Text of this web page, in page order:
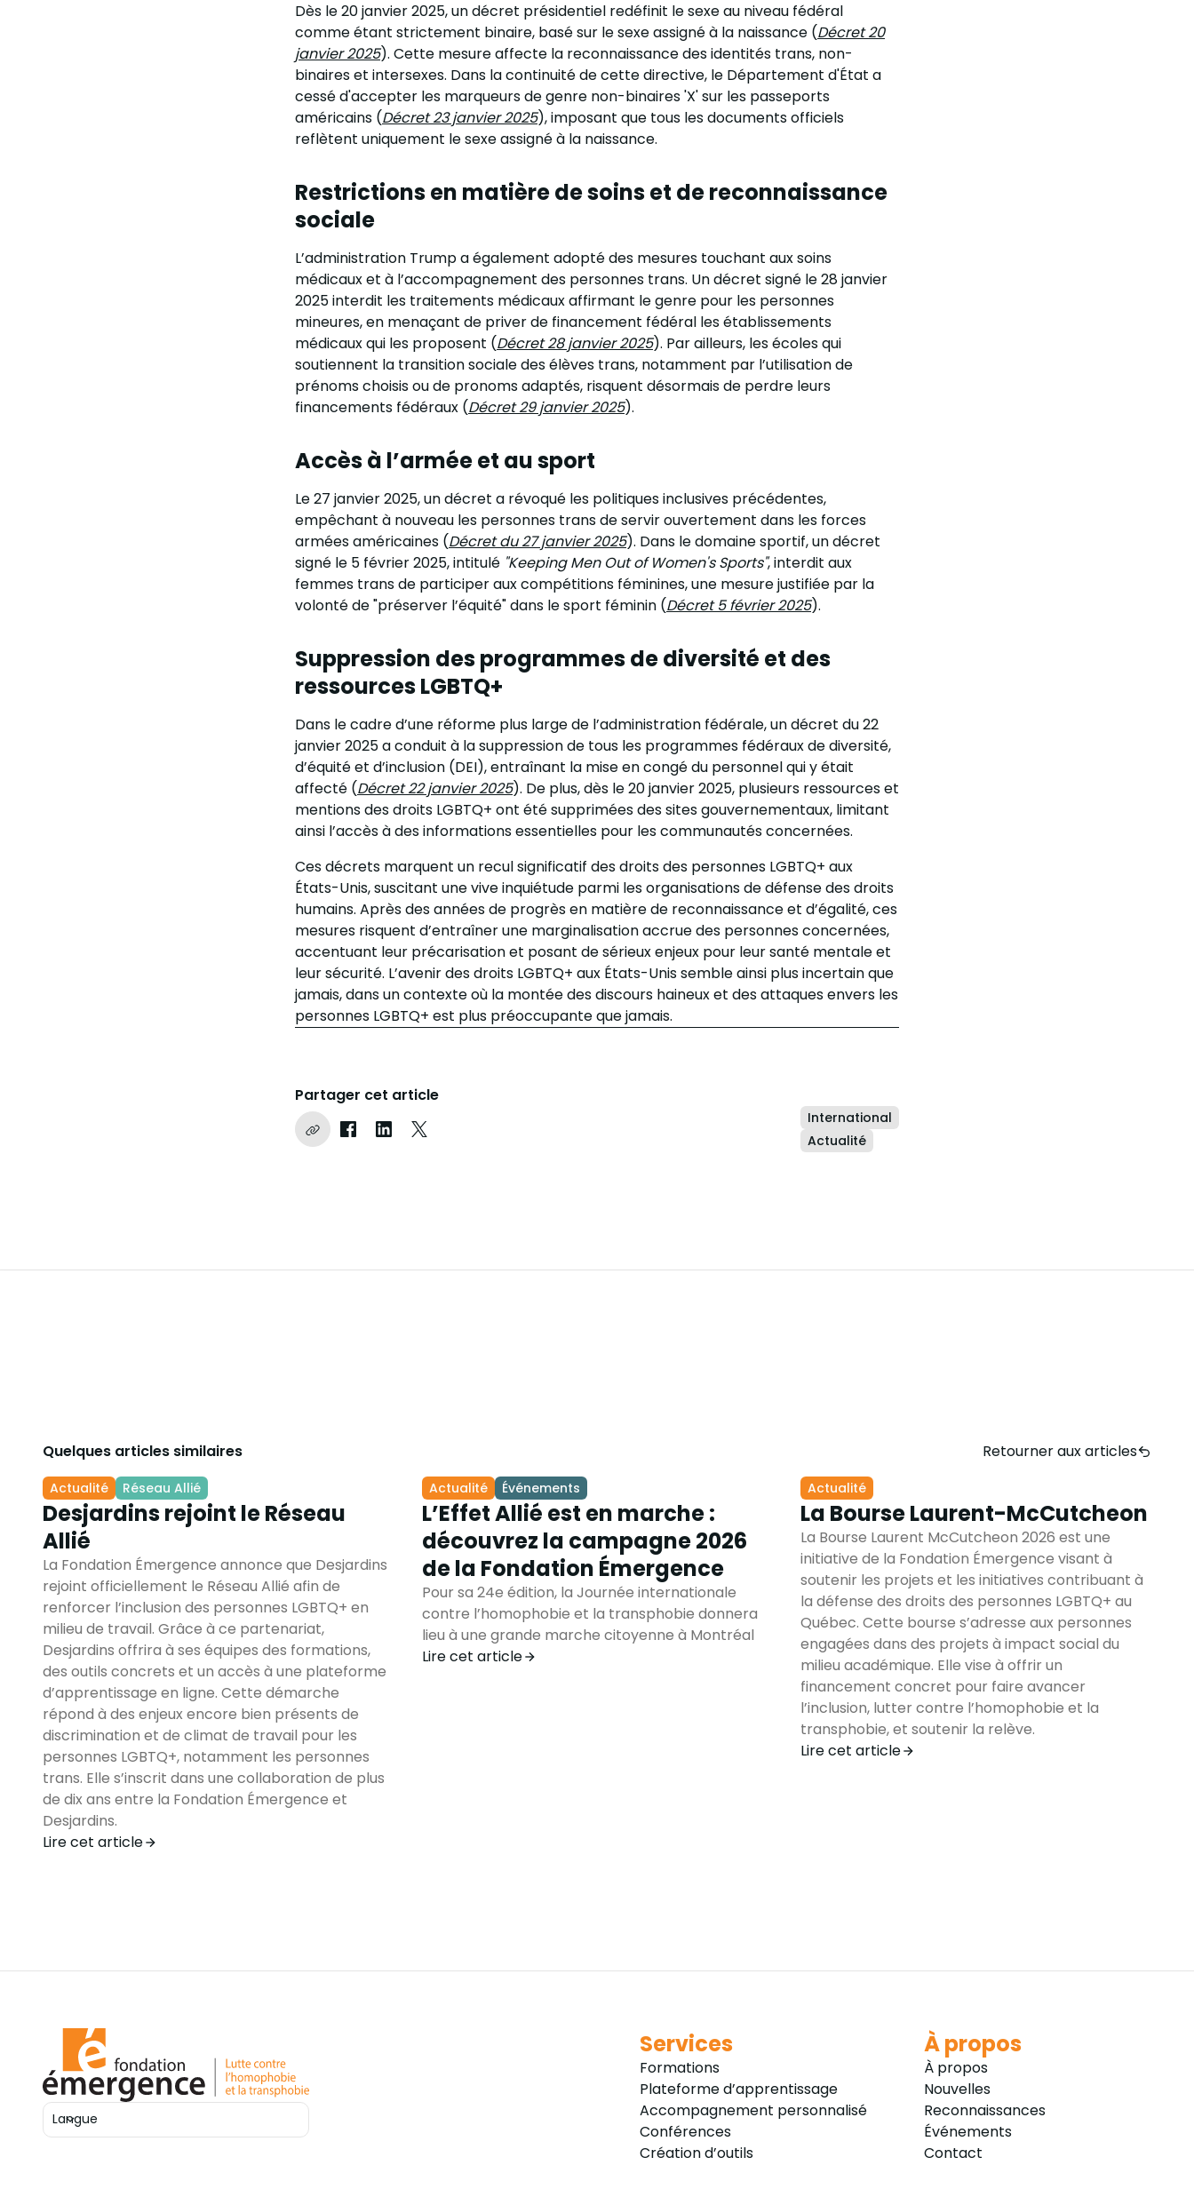
Dès le 20 janvier 2025, un décret présidentiel redéfinit le sexe au niveau fédéral
comme étant strictement binaire, basé sur le sexe assigné à la naissance (Décret 20
janvier 2025). Cette mesure affecte la reconnaissance des identités trans, non-
binaires et intersexes. Dans la continuité de cette directive, le Département d'État a
cessé d'accepter les marqueurs de genre non-binaires 'X' sur les passeports
américains (Décret 23 janvier 2025), imposant que tous les documents officiels
reflètent uniquement le sexe assigné à la naissance.
Restrictions en matière de soins et de reconnaissance
sociale
L’administration Trump a également adopté des mesures touchant aux soins
médicaux et à l’accompagnement des personnes trans. Un décret signé le 28 janvier
2025 interdit les traitements médicaux affirmant le genre pour les personnes
mineures, en menaçant de priver de financement fédéral les établissements
médicaux qui les proposent (Décret 28 janvier 2025). Par ailleurs, les écoles qui
soutiennent la transition sociale des élèves trans, notamment par l’utilisation de
prénoms choisis ou de pronoms adaptés, risquent désormais de perdre leurs
financements fédéraux (Décret 29 janvier 2025).
Accès à l’armée et au sport
Le 27 janvier 2025, un décret a révoqué les politiques inclusives précédentes,
empêchant à nouveau les personnes trans de servir ouvertement dans les forces
armées américaines (Décret du 27 janvier 2025). Dans le domaine sportif, un décret
signé le 5 février 2025, intitulé "Keeping Men Out of Women's Sports", interdit aux
femmes trans de participer aux compétitions féminines, une mesure justifiée par la
volonté de "préserver l’équité" dans le sport féminin (Décret 5 février 2025).
Suppression des programmes de diversité et des
ressources LGBTQ+
Dans le cadre d’une réforme plus large de l’administration fédérale, un décret du 22
janvier 2025 a conduit à la suppression de tous les programmes fédéraux de diversité,
d’équité et d’inclusion (DEI), entraînant la mise en congé du personnel qui y était
affecté (Décret 22 janvier 2025). De plus, dès le 20 janvier 2025, plusieurs ressources et
mentions des droits LGBTQ+ ont été supprimées des sites gouvernementaux, limitant
ainsi l’accès à des informations essentielles pour les communautés concernées.
Ces décrets marquent un recul significatif des droits des personnes LGBTQ+ aux
États-Unis, suscitant une vive inquiétude parmi les organisations de défense des droits
humains. Après des années de progrès en matière de reconnaissance et d’égalité, ces
mesures risquent d’entraîner une marginalisation accrue des personnes concernées,
accentuant leur précarisation et posant de sérieux enjeux pour leur santé mentale et
leur sécurité. L’avenir des droits LGBTQ+ aux États-Unis semble ainsi plus incertain que
jamais, dans un contexte où la montée des discours haineux et des attaques envers les
personnes LGBTQ+ est plus préoccupante que jamais.
Partager cet article
Copier le lien
Partager sur Facebook
Partager sur LinkedIn
Partager sur Instagram
International
Actualité
Quelques articles similaires Retourner aux articles
Actualité Réseau Allié
Desjardins rejoint le Réseau
Allié
La Fondation Émergence annonce que Desjardins
rejoint officiellement le Réseau Allié afin de
renforcer l’inclusion des personnes LGBTQ+ en
milieu de travail. Grâce à ce partenariat,
Desjardins offrira à ses équipes des formations,
des outils concrets et un accès à une plateforme
d’apprentissage en ligne. Cette démarche
répond à des enjeux encore bien présents de
discrimination et de climat de travail pour les
personnes LGBTQ+, notamment les personnes
trans. Elle s’inscrit dans une collaboration de plus
de dix ans entre la Fondation Émergence et
Desjardins.
Lire cet article
Actualité Événements
L’Effet Allié est en marche :
découvrez la campagne 2026
de la Fondation Émergence
Pour sa 24e édition, la Journée internationale
contre l’homophobie et la transphobie donnera
lieu à une grande marche citoyenne à Montréal
Lire cet article
Actualité
La Bourse Laurent-McCutcheon
La Bourse Laurent McCutcheon 2026 est une
initiative de la Fondation Émergence visant à
soutenir les projets et les initiatives contribuant à
la défense des droits des personnes LGBTQ+ au
Québec. Cette bourse s’adresse aux personnes
engagées dans des projets à impact social du
milieu académique. Elle vise à offrir un
financement concret pour faire avancer
l’inclusion, lutter contre l’homophobie et la
transphobie, et soutenir la relève.
Lire cet article
Langue
Ouvrir le sélecteur
Services
Formations
Plateforme d’apprentissage
Accompagnement personnalisé
Conférences
Création d’outils
À propos
À propos
Nouvelles
Reconnaissances
Événements
Contact